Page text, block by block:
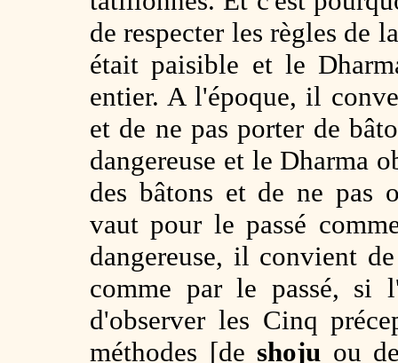
de respecter les règles de
était paisible et le
entier. A l'époque, il
et de ne pas porter de
dangereuse et le Dharma
des bâtons et de ne pas
vaut pour le passé
dangereuse, il convient
comme par le passé, si
d'observer les Cinq
méthodes [de shoju ou